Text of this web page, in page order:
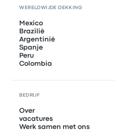
WERELDWIJDE DEKKING
Mexico
Brazilië
Argentinië
Spanje
Peru
Colombia
BEDRIJF
Over
vacatures
Werk samen met ons